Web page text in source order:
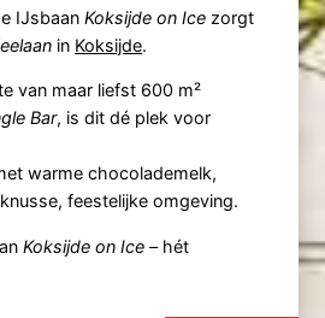
IJsbaan Koksijde on Icezorgt
in Koksijde.
van maar liefst 600 m²
Bar, is dit dé plek voor
warme chocolademelk,
feestelijke omgeving.
Koksijde on Ice – hét